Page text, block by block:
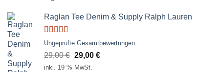
Raglan Tee Denim & Supply Ralph Lauren
Bewertet
mit 5.00
5
Ungeprüfte Gesamtbewertungen
29,00€ Ursprünglicher
Preis
29,00 €Aktueller
inkl. 19 % MwSt.